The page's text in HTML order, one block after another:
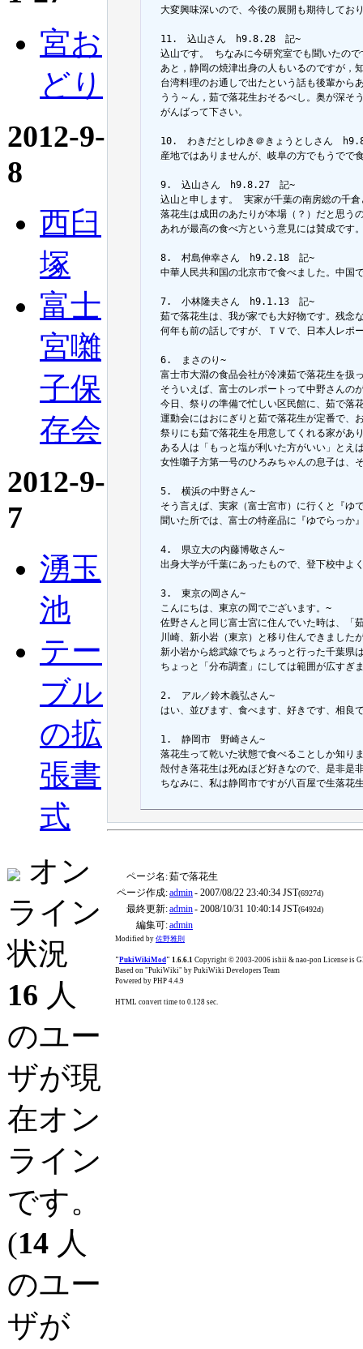
宮お
どり
2012-9-
8
西臼
塚
富士
宮囃
子保
存会
2012-9-
7
湧玉
池
テー
ブル
の拡
張書
式
オン
ライン
状況
16 人
のユー
ザが現
在オン
ライン
です。
(14 人
のユー
ザが
大変興味深いので、今後の展開も期待してお
  11.　込山さん　h9.8.28　記~
込山です。 ちなみに今研究室でも聞いたの
あと，静岡の焼津出身の人もいるのですが，
台湾料理のお通しで出たという話も後輩から
うう～ん，茹で落花生おそるべし。奥が深そ
  がんばって下さい。
10.　わきだとしゆき＠きょうとしさん　
産地ではありませんが、岐阜の方でもうでで
  9.　込山さん　h9.8.27　記~
込山と申します。 実家が千葉の南房総の千
落花生は成田のあたりが本場（？）だと思う
あれが最高の食べ方という意見には賛成です
  8.　村島伸幸さん　h9.2.18　記~
中華人民共和国の北京市で食べました。中国
  7.　小林隆夫さん　h9.1.13　記~
茹で落花生は、我が家でも大好物です。残念
何年も前の話しですが、ＴＶで、日本人レポ
  6.　まさのり~
富士市大淵の食品会社が冷凍茹で落花生を扱
そういえば、富士のレポートって中野さんの
今日、祭りの準備で忙しい区民館に、茹で落
運動会にはおにぎりと茹で落花生が定番で、
祭りにも茹で落花生を用意してくれる家があ
ある人は「もっと塩が利いた方がいい」とえ
女性囃子方第一号のひろみちゃんの息子は、
  5.　横浜の中野さん~
そう言えば、実家（富士宮市）に行くと『ゆ
聞いた所では、富士の特産品に『ゆでらっか
  4.　県立大の内藤博敬さん~
出身大学が千葉にあったもので、登下校中よ
  3.　東京の岡さん~
  こんにちは、東京の岡でございます。~
佐野さんと同じ富士宮に住んでいた時は、「
川崎、新小岩（東京）と移り住んできました
新小岩から総武線でちょろっと行った千葉県
ちょっと「分布調査」にしては範囲が広すぎ
  2.　アル／鈴木義弘さん~
はい、並びます、食べます、好きです、相良
  1.　静岡市　野崎さん~
落花生って乾いた状態で食べることしか知り
殻付き落花生は死ぬほど好きなので、是非是
ちなみに、私は静岡市ですが八百屋で生落花
ページ名:茹で落花生
ページ作成:admin- 2007/08/22 23:40:34 JST(6927d)
最終更新:admin- 2008/10/31 10:40:14 JST(6492d)
編集可:admin
Modified by 佐野雅則
"PukiWikiMod" 1.6.6.1 Copyright © 2003-2006 ishii & nao-pon License is
Based on "PukiWiki" by PukiWiki Developers Team
Powered by PHP 4.4.9
HTML convert time to 0.128 sec.